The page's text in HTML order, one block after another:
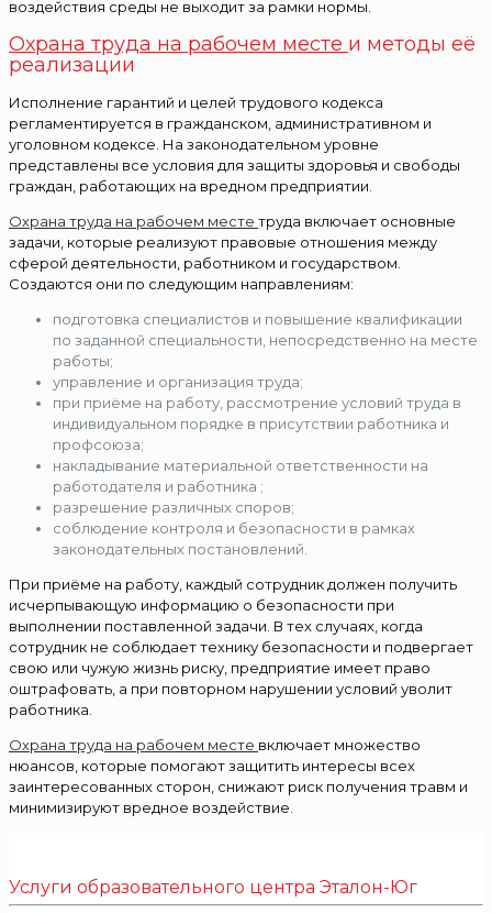
воздействия среды не выходит за рамки нормы.
Охрана труда на рабочем месте и методы её
реализации
Исполнение гарантий и целей трудового кодекса
регламентируется в гражданском, административном и
уголовном кодексе. На законодательном уровне
представлены все условия для защиты здоровья и свободы
граждан, работающих на вредном предприятии.
Охрана труда на рабочем месте труда включает основные
задачи, которые реализуют правовые отношения между
сферой деятельности, работником и государством.
Создаются они по следующим направлениям:
подготовка специалистов и повышение квалификации
по заданной специальности, непосредственно на месте
работы;
управление и организация труда;
при приёме на работу, рассмотрение условий труда в
индивидуальном порядке в присутствии работника и
профсоюза;
накладывание материальной ответственности на
работодателя и работника ;
разрешение различных споров;
соблюдение контроля и безопасности в рамках
законодательных постановлений.
При приёме на работу, каждый сотрудник должен получить
исчерпывающую информацию о безопасности при
выполнении поставленной задачи. В тех случаях, когда
сотрудник не соблюдает технику безопасности и подвергает
свою или чужую жизнь риску, предприятие имеет право
оштрафовать, а при повторном нарушении условий уволит
работника.
Охрана труда на рабочем месте включает множество
нюансов, которые помогают защитить интересы всех
заинтересованных сторон, снижают риск получения травм и
минимизируют вредное воздействие.
Услуги образовательного центра Эталон-Юг